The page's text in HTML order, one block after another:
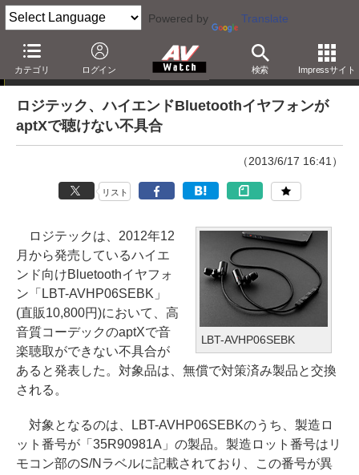
Powered by Translate
カテゴリ ログイン 検索 Impressサイト
ニュース
ロジテック、ハイエンドBluetoothイヤフォンが
aptXで聴けない不具合
（2013/6/17 16:41）
リスト
LBT-AVHP06SEBK
ロジテックは、2012年12
月から発売しているハイエ
ンド向けBluetoothイヤフォ
ン「LBT-AVHP06SEBK」
(直販10,800円)において、高
音質コーデックのaptXで音
楽聴取ができない不具合が
あると発表した。対象品は、無償で対策済み製品と交換
される。
対象となるのは、LBT-AVHP06SEBKのうち、製造ロ
ット番号が「35R90981A」の製品。製造ロット番号はリ
モコン部のS/Nラベルに記載されており、この番号が異